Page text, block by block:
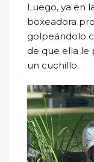
Luego, ya en
boxeadora
golpeándolo
de que ella le
un cuchillo.